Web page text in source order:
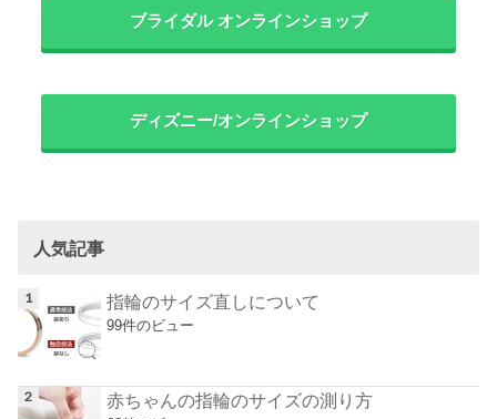
ブライダル オンラインショップ
ディズニー/オンラインショップ
人気記事
指輪のサイズ直しについて
99件のビュー
赤ちゃんの指輪のサイズの測り方